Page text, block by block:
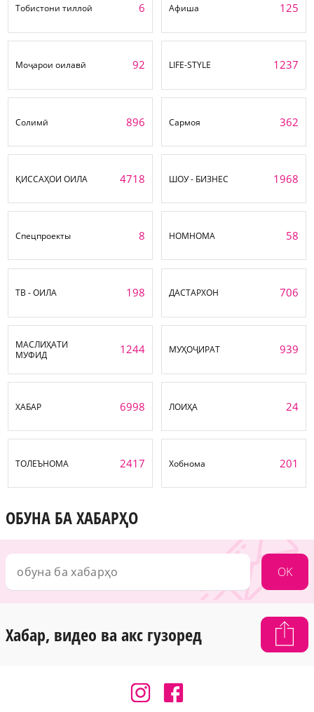
Тобистони тиллоӣ 6 Афиша 125
Моҷарои оилавӣ 92 LIFE-STYLE 1237
Солимӣ 896 Сармоя 362
ҚИССАҲОИ ОИЛА 4718 ШОУ - БИЗНЕС 1968
Спецпроекты 8 НОМНОМА 58
ТВ - ОИЛА 198 ДАСТАРХОН 706
МАСЛИҲАТИ
МУФИД
1244 МУҲОҶИРАТ 939
ХАБАР 6998 ЛОИҲА 24
ТОЛЕЪНОМА 2417 Хобнома 201
ОБУНА БА ХАБАРҲО
OK
Хабар, видео ва акс гузоред